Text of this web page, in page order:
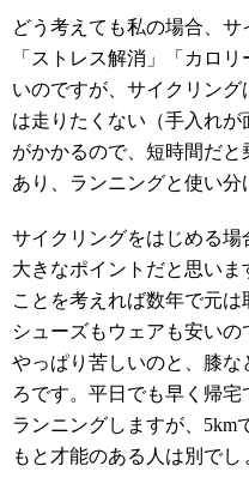
どう考えても私の場合、サ
「ストレス解消」「カロ
いのですが、サイクリン
は走りたくない（手入れ
がかかるので、短時間だ
あり、ランニングと使い分
サイクリングをはじめる
大きなポイントだと思いま
ことを考えれば数年で元
シューズもウェアも安い
やっぱり苦しいのと、膝な
ろです。平日でも早く帰宅
ランニングしますが、5km
もと才能のある人は別でし